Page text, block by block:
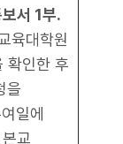
서 1부.
육대학원
확인한 후
을
일에
교